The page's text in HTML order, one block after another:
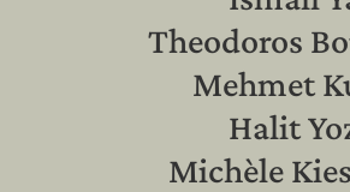
Theodoros
Mehmet
Halit
Michèle